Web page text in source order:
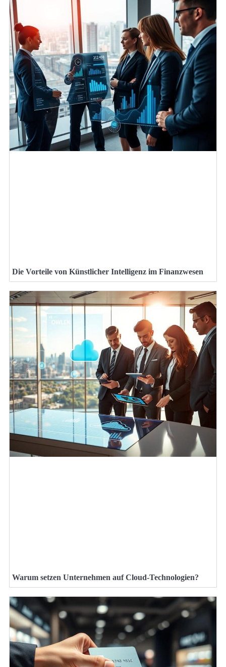
Die Vorteile von Künstlicher Intelligenz im Finanzwesen
Warum setzen Unternehmen auf Cloud-Technologien?